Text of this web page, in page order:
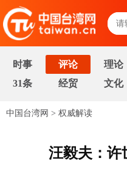
时事 评论 理论
31条
经贸 文化
中国台湾网 > 权威解读
汪毅夫：许